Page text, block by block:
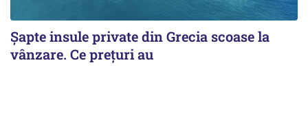
Șapte insule private din Grecia scoase la
vânzare. Ce prețuri au